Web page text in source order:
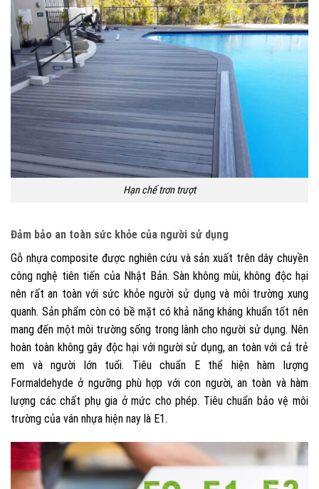
Hạn chế trơn trượt
Đảm bảo an toàn sức khỏe của người sử dụng
Gỗ nhựa composite được nghiên cứu và sản xuất trên dây chuyền
công nghệ tiên tiến của Nhật Bản. Sàn không mùi, không độc hại
nên rất an toàn với sức khỏe người sử dụng và môi trường xung
quanh. Sản phẩm còn có bề mặt có khả năng kháng khuẩn tốt nên
mang đến một môi trường sống trong lành cho người sử dụng. Nên
hoàn toàn không gây độc hại với người sử dụng, an toàn với cả trẻ
em và người lớn tuổi. Tiêu chuẩn E thể hiện hàm lượng
Formaldehyde ở ngưỡng phù hợp với con người, an toàn và hàm
lượng các chất phụ gia ở mức cho phép. Tiêu chuẩn bảo vệ môi
trường của ván nhựa hiện nay là E1.